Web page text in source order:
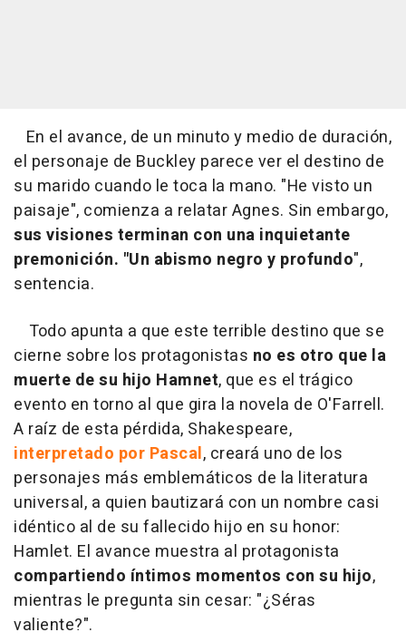
En el avance, de un minuto y medio de duración,
el personaje de Buckley parece ver el destino de
su marido cuando le toca la mano. "He visto un
paisaje", comienza a relatar Agnes. Sin embargo,
sus visiones terminan con una inquietante
premonición. "Un abismo negro y profundo",
sentencia.
Todo apunta a que este terrible destino que se
cierne sobre los protagonistas no es otro que la
muerte de su hijo Hamnet, que es el trágico
evento en torno al que gira la novela de O'Farrell.
A raíz de esta pérdida, Shakespeare,
interpretado por Pascal, creará uno de los
personajes más emblemáticos de la literatura
universal, a quien bautizará con un nombre casi
idéntico al de su fallecido hijo en su honor:
Hamlet. El avance muestra al protagonista
compartiendo íntimos momentos con su hijo,
mientras le pregunta sin cesar: "¿Séras
valiente?".